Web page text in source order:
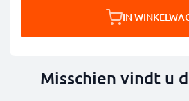
IN
Misschien vindt u